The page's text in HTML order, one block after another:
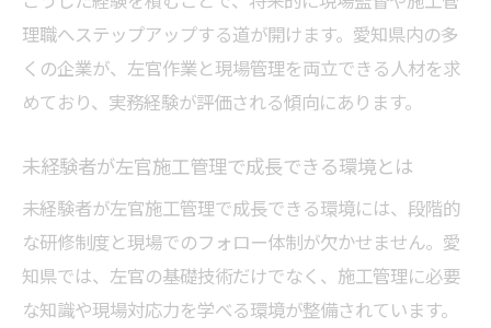
理職へステップアップする道が開けます。愛知県内の多
くの企業が、左官作業と現場管理を両立できる人材を求
めており、実務経験が評価される傾向にあります。
未経験者が左官施工管理で成長できる環境とは
未経験者が左官施工管理で成長できる環境には、段階的
な研修制度と現場でのフォロー体制が欠かせません。愛
知県では、左官の基礎技術だけでなく、施工管理に必要
な知識や現場対応力を学べる環境が整備されています。